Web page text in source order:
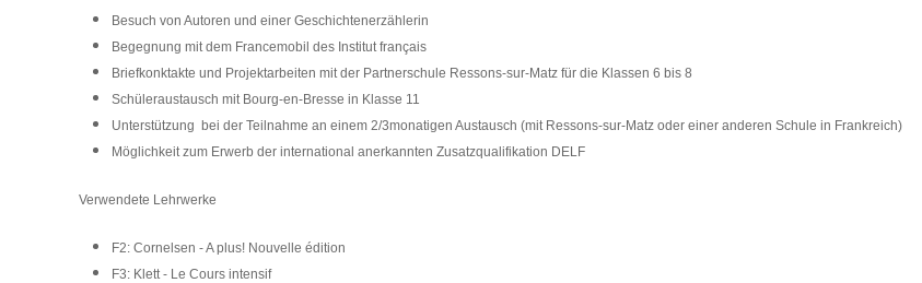
Besuch von Autoren und einer Geschichtenerzählerin
Begegnung mit dem Francemobil des Institut français
Briefkonktakte und Projektarbeiten mit der Partnerschule Ressons-sur-Matz für die Klassen 6 bis 8
Schüleraustausch mit Bourg-en-Bresse in Klasse 11
Unterstützung bei der Teilnahme an einem 2/3monatigen Austausch (mit Ressons-sur-Matz oder einer anderen Schule in Frankreich)
Möglichkeit zum Erwerb der international anerkannten Zusatzqualifikation DELF
Verwendete Lehrwerke
F2: Cornelsen - A plus! Nouvelle édition
F3: Klett - Le Cours intensif